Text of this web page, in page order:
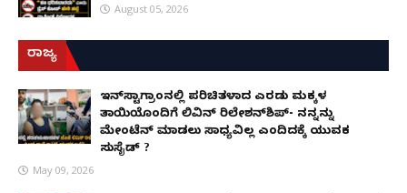
August 05, 2026
ರಾಜ್ಯ
ಇನ್​ಸ್ಟಾಗ್ರಾಂನಲ್ಲಿ ಪರಿಚಿತಳಾದ ಎರಡು ಮಕ್ಕಳ
ತಾಯಿಯೊಂದಿಗೆ ಲಿವಿನ್ ರಿಲೇಶನ್​ಶಿಪ್- ನನ್ನನ್ನು
ಮೇಂಟೆನ್ ಮಾಡಲು ಸಾಧ್ಯವಿಲ್ಲ ಎಂದಿದಕ್ಕೆ ಯುವಕ
ಸುಸೈಡ್ ?
May 09, 2026